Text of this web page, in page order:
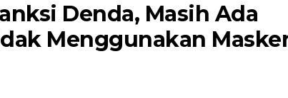
Denda, Masih Ada
Menggunakan